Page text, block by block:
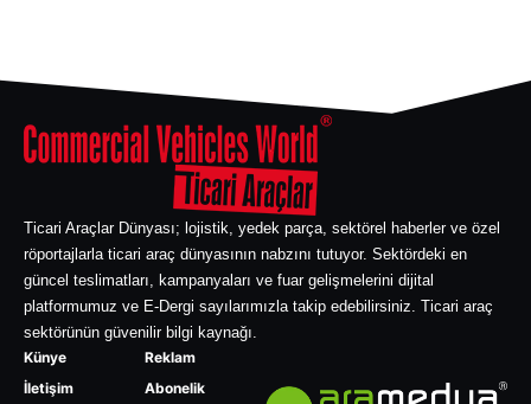
Ticari Araçlar Dünyası; lojistik, yedek parça, sektörel haberler ve özel
röportajlarla ticari araç dünyasının nabzını tutuyor. Sektördeki en
güncel teslimatları, kampanyaları ve fuar gelişmelerini dijital
platformumuz ve E-Dergi sayılarımızla takip edebilirsiniz. Ticari araç
sektörünün güvenilir bilgi kaynağı.
Künye
İletişim
Reklam
Abonelik